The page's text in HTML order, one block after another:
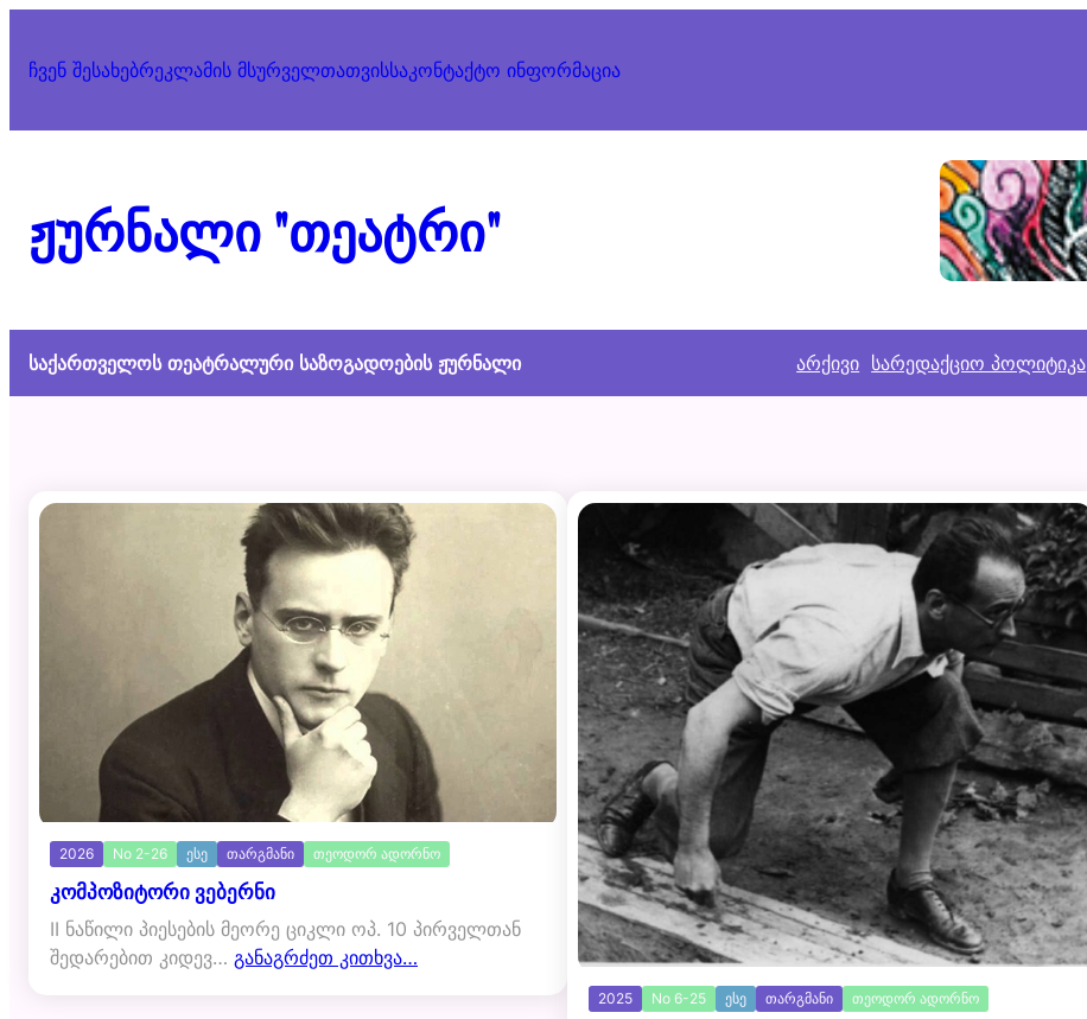
content
ჩვენ შესახებრეკლამის მსურველთათვისსაკონტაქტო ინფორმაცია
ჟურნალი "თეატრი"
საქართველოს თეატრალური საზოგადოების ჟურნალი არქივი სარედაქციო პოლიტიკა
2026 No 2-26 ესე თარგმანი თეოდორ ადორნო
კომპოზიტორი ვებერნი
II ნაწილი პიესების მეორე ციკლი ოპ. 10 პირველთან
შედარებით კიდევ… განაგრძეთ კითხვა…
2025 No 6-25 ესე თარგმანი თეოდორ ადორნო